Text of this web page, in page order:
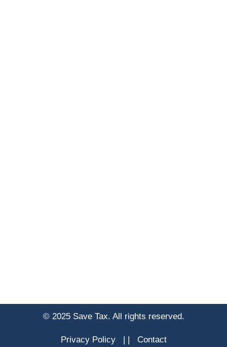
© 2025 Save Tax. All rights reserved.
Privacy Policy | | Contact